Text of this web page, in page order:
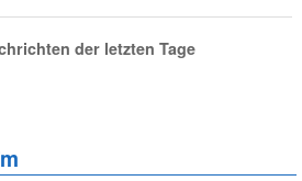
der letzten Tage